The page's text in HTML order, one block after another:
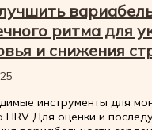
ритма для
и снижения
инструменты для
HRV Для оценки и